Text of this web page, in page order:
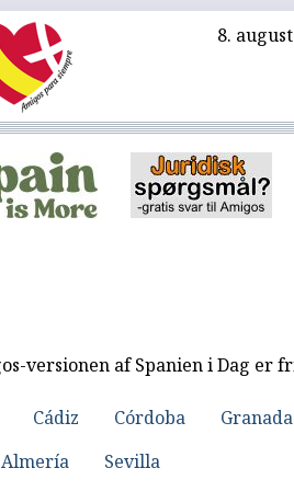
8.
versionen af Spanien i Dag er
Cádiz Córdoba Granada
Almería Sevilla